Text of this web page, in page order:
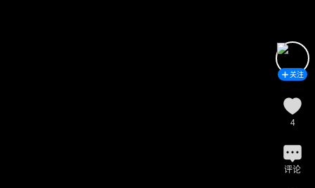
关注
4
评论